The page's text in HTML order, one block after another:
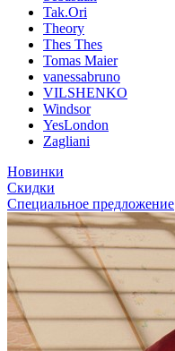
Tak.Ori
Theory
Thes Thes
Tomas Maier
vanessabruno
VILSHENKO
Windsor
YesLondon
Zagliani
Новинки
Скидки
Специальное предложение